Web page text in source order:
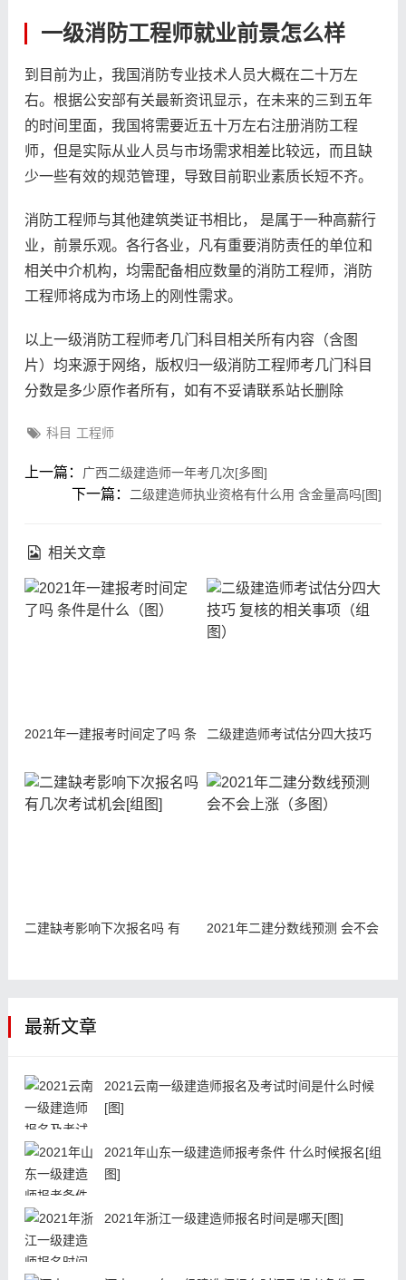
一级消防工程师就业前景怎么样
到目前为止，我国消防专业技术人员大概在二十万左
右。根据公安部有关最新资讯显示，在未来的三到五年
的时间里面，我国将需要近五十万左右注册消防工程
师，但是实际从业人员与市场需求相差比较远，而且缺
少一些有效的规范管理，导致目前职业素质长短不齐。
消防工程师与其他建筑类证书相比， 是属于一种高薪行
业，前景乐观。各行各业，凡有重要消防责任的单位和
相关中介机构，均需配备相应数量的消防工程师，消防
工程师将成为市场上的刚性需求。
以上一级消防工程师考几门科目相关所有内容（含图
片）均来源于网络，版权归一级消防工程师考几门科目
分数是多少原作者所有，如有不妥请联系站长删除
科目 工程师
上一篇： 广西二级建造师一年考几次[多图]
下一篇： 二级建造师执业资格有什么用 含金量高吗[图]
相关文章
2021年一建报考时间定了吗 条 二级建造师考试估分四大技巧
二建缺考影响下次报名吗 有 2021年二建分数线预测 会不会
最新文章
2021云南一级建造师报名及考试时间是什么时候
[图]
2021年山东一级建造师报考条件 什么时候报名[组
图]
2021年浙江一级建造师报名时间是哪天[图]